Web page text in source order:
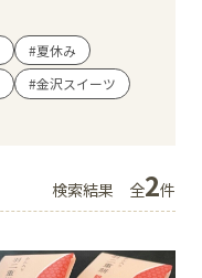
#夏休み
#金沢スイーツ
検索結果 全2件